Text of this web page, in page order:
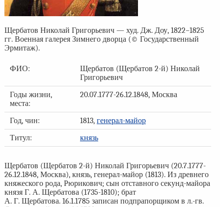
Щербатов Николай Григорьевич — худ. Дж. Доу, 1822–1825
гг. Военная галерея Зимнего дворца (© Государственный
Эрмитаж).
ФИО:
Щербатов (Щербатов 2-й) Николай
Григорьевич
Годы жизни,
места:
20.07.1777-26.12.1848, Москва
Год, чин: 1813, генерал-майор
Титул:
князь
Щербатов (Щербатов 2-й) Николай Григорьевич (20.7.1777-
26.12.1848, Москва), князь, генерал-майор (1813). Из древнего
княжеского рода, Рюрикович; сын отставного секунд-майора
князя Г. А. Щербатова (1735-1810); брат
А. Г. Щербатова. 16.1.1785 записан подпрапорщиком в л.-гв.